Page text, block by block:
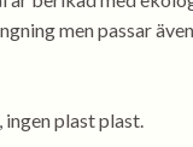
men passar
plast plast.